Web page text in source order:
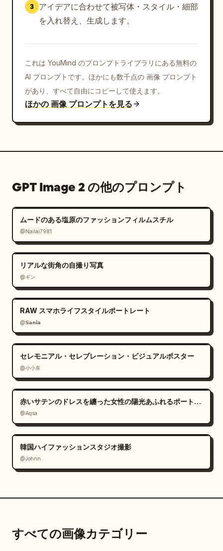
3
アイデアに合わせて被写体・スタイル・細部
を入れ替え、生成します。
これは YouMind のプロンプトライブラリにある無料の
AI プロンプトです。ほかにも数千点の 画像 プロンプト
があり、すべて自由にコピーして使えます。
ほかの 画像 プロンプトを見る
GPT Image 2 の他のプロンプト
ムードのある塩原のファッションフィルムスチル
@Nailai7981
リアルな街角の自撮り写真
@ギン
RAW スマホライフスタイルポートレート
@𝗦𝗮𝗻𝗶𝗮
セレモニアル・セレブレーション・ビジュアルポスター
@小小东
赤いサテンのドレスを纏った女性の陽光あふれるポートレート
@Aqsa
韓国ハイファッションスタジオ撮影
@Johnn
すべての画像カテゴリー